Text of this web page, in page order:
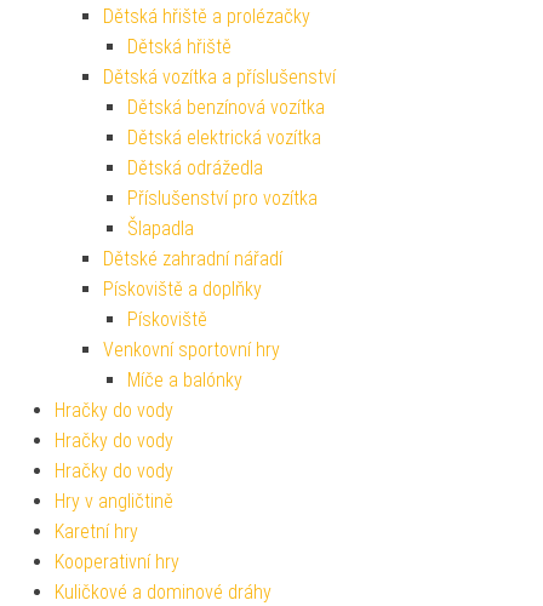
Dětská hřiště a prolézačky
Dětská hřiště
Dětská vozítka a příslušenství
Dětská benzínová vozítka
Dětská elektrická vozítka
Dětská odrážedla
Příslušenství pro vozítka
Šlapadla
Dětské zahradní nářadí
Pískoviště a doplňky
Pískoviště
Venkovní sportovní hry
Míče a balónky
Hračky do vody
Hračky do vody
Hračky do vody
Hry v angličtině
Karetní hry
Kooperativní hry
Kuličkové a dominové dráhy